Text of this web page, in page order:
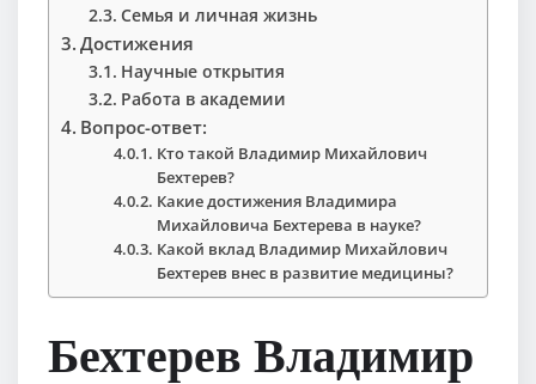
Семья и личная жизнь
Достижения
Научные открытия
Работа в академии
Вопрос-ответ:
Кто такой Владимир Михайлович
Бехтерев?
Какие достижения Владимира
Михайловича Бехтерева в науке?
Какой вклад Владимир Михайлович
Бехтерев внес в развитие медицины?
Бехтерев Владимир